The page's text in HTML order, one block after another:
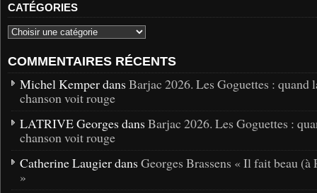
CATÉGORIES
COMMENTAIRES RÉCENTS
Michel Kemper dans Barjac 2026. Les Goguettes : quand
chanson voit rouge
LATRIVE Georges dans Barjac 2026. Les Goguettes :
chanson voit rouge
Catherine Laugier dans Georges Brassens « Il fait beau (à
»